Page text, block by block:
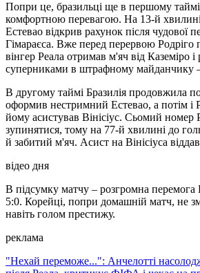
Попри це, бразильці ще в першому
комфортною перевагою. На 13-й хвилині
Естевао відкрив рахунок після чудової
Гімараєса. Вже перед перервою Родріго
вінгер Реала отримав м'яч від Каземіро і
суперниками в штрафному майданчику
В другому таймі Бразилія продовжила
оформив нестримний Естевао, а потім і
йому асистував Вінісіус. Сьомий номер
зупинятися, тому на 77-й хвилині до
й забитий м'яч. Асист на Вінісіуса
відео дня
В підсумку матчу – розгромна перемога
5:0. Корейці, попри домашній матч, не
навіть голом престижу.
реклама
"Нехай переможе...": Анчелотті